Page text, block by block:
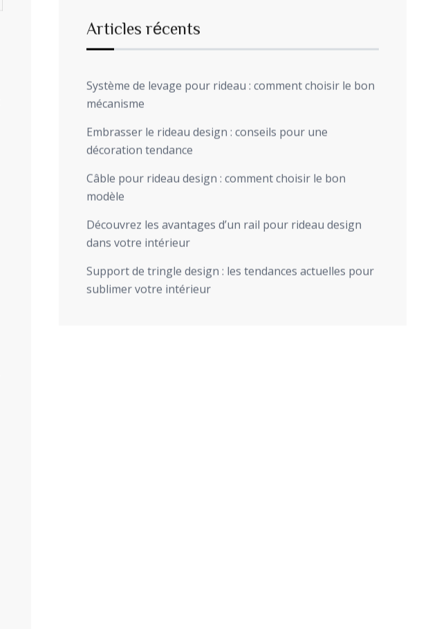
Articles récents
Système de levage pour rideau : comment choisir le bon
mécanisme
Embrasser le rideau design : conseils pour une
décoration tendance
Câble pour rideau design : comment choisir le bon
modèle
Découvrez les avantages d’un rail pour rideau design
dans votre intérieur
Support de tringle design : les tendances actuelles pour
sublimer votre intérieur